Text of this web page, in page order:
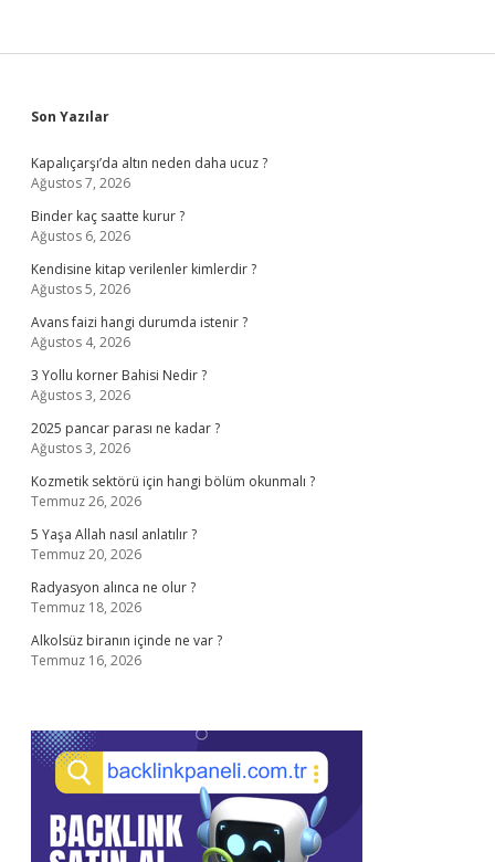
Sidebar
Son Yazılar
Kapalıçarşı’da altın neden daha ucuz ?
Ağustos 7, 2026
Binder kaç saatte kurur ?
Ağustos 6, 2026
Kendisine kitap verilenler kimlerdir ?
Ağustos 5, 2026
Avans faizi hangi durumda istenir ?
Ağustos 4, 2026
3 Yollu korner Bahisi Nedir ?
Ağustos 3, 2026
2025 pancar parası ne kadar ?
Ağustos 3, 2026
Kozmetik sektörü için hangi bölüm okunmalı ?
Temmuz 26, 2026
5 Yaşa Allah nasıl anlatılır ?
Temmuz 20, 2026
Radyasyon alınca ne olur ?
Temmuz 18, 2026
Alkolsüz biranın içinde ne var ?
Temmuz 16, 2026